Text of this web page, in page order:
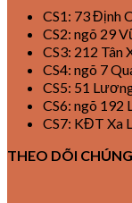
CS1: 73 Định
CS2: ngõ 29
CS3: 212 Tân
CS4: ngõ 7
CS5: 51
CS6: ngõ 192
CS7: KĐT Xa
THEO DÕI